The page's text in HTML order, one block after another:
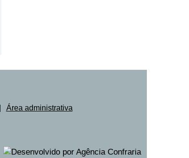
Área administrativa